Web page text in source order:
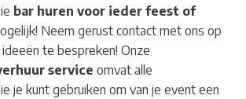
bar huren voor ieder feest of
Neem gerust contact met ons op
te bespreken! Onze
service omvat alle
je kunt gebruiken om van je event een